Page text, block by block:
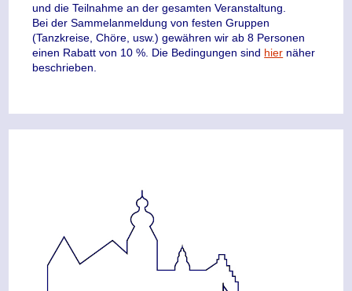
und die Teilnahme an der gesamten Veranstaltung.
Bei der Sammelanmeldung von festen Gruppen
(Tanzkreise, Chöre, usw.) gewähren wir ab 8 Personen
einen Rabatt von 10 %. Die Bedingungen sind hier näher
beschrieben.